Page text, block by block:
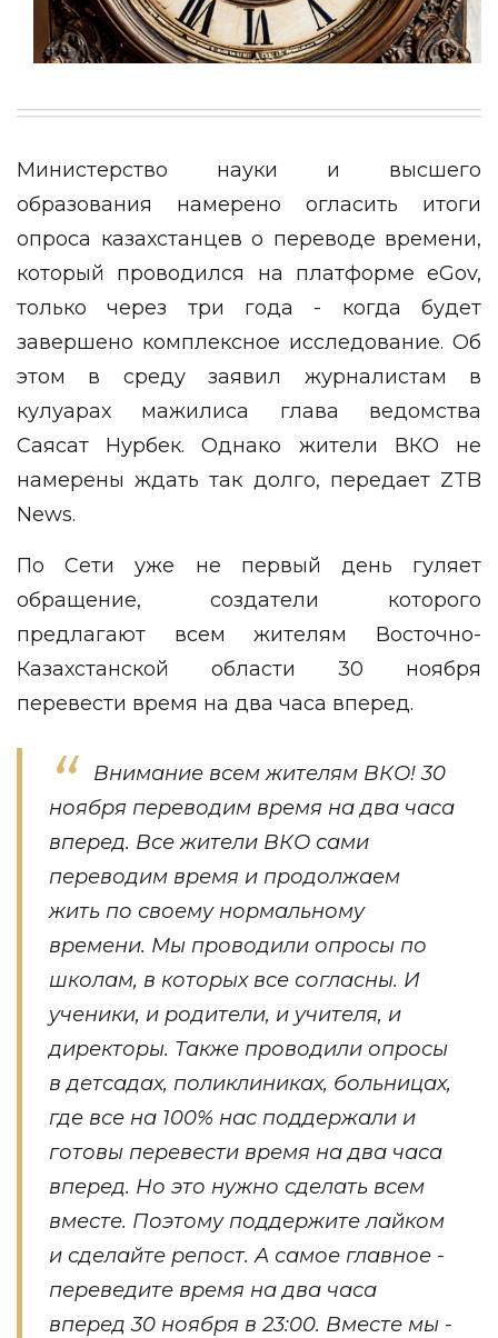
Министерство науки и высшего
образования намерено огласить итоги
опроса казахстанцев о переводе времени,
который проводился на платформе eGov,
только через три года - когда будет
завершено комплексное исследование. Об
этом в среду заявил журналистам в
кулуарах мажилиса глава ведомства
Саясат Нурбек. Однако жители ВКО не
намерены ждать так долго, передает ZTB
News.
По Сети уже не первый день гуляет
обращение, создатели которого
предлагают всем жителям Восточно-
Казахстанской области 30 ноября
перевести время на два часа вперед.
Внимание всем жителям ВКО! 30
ноября переводим время на два часа
вперед. Все жители ВКО сами
переводим время и продолжаем
жить по своему нормальному
времени. Мы проводили опросы по
школам, в которых все согласны. И
ученики, и родители, и учителя, и
директоры. Также проводили опросы
в детсадах, поликлиниках, больницах,
где все на 100% нас поддержали и
готовы перевести время на два часа
вперед. Но это нужно сделать всем
вместе. Поэтому поддержите лайком
и сделайте репост. А самое главное -
переведите время на два часа
вперед 30 ноября в 23:00. Вместе мы -